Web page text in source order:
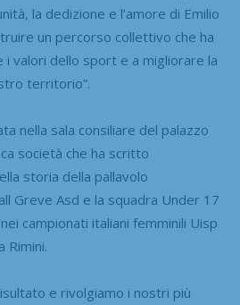
la dedizione e l’amore di Emilio
un percorso collettivo che ha
valori dello sport e a migliorare la
territorio”.
nella sala consiliare del palazzo
società che ha scritto
storia della pallavolo
Greve Asd e la squadra Under 17
campionati italiani femminili Uisp
Rimini.
e rivolgiamo i nostri più